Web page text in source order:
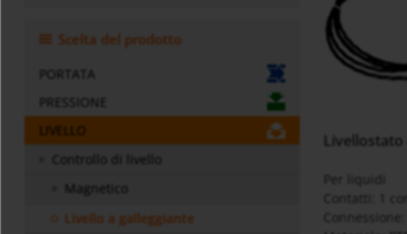
Scelta del prodotto
PORTATA
PRESSIONE
LIVELLO
Controllo di livello
Magnetico
Livello a galleggiante
Livellostato